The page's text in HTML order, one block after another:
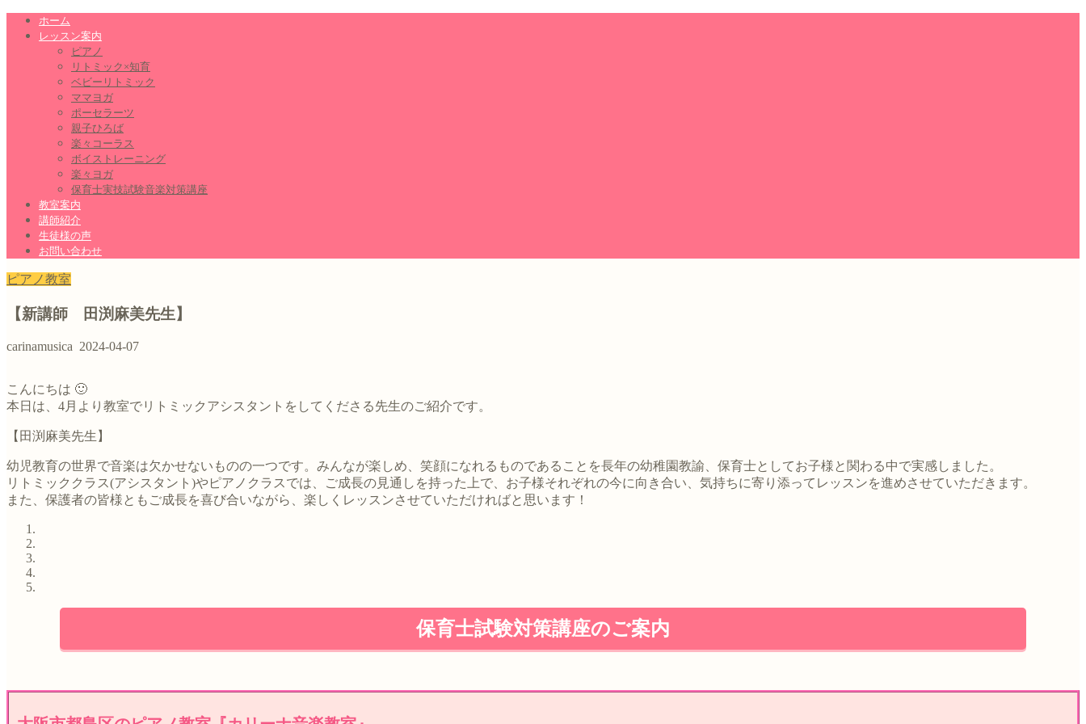
ホーム
レッスン案内
ピアノ
リトミック×知育
ベビーリトミック
ママヨガ
ポーセラーツ
親子ひろば
楽々コーラス
ボイストレーニング
楽々ヨガ
保育士実技試験音楽対策講座
教室案内
講師紹介
生徒様の声
お問い合わせ
ピアノ教室
【新講師 田渕麻美先生】
carinamusica 2024-04-07
こんにちは 🙂
本日は、4月より教室でリトミックアシスタントをしてくださる先生のご紹介です。
【田渕麻美先生】
幼児教育の世界で音楽は欠かせないものの一つです。みんなが楽しめ、笑顔になれるものであることを長年の幼稚園教諭、保育士としてお子様と関わる中で実感しました。
リトミッククラス(アシスタント)やピアノクラスでは、ご成長の見通しを持った上で、お子様それぞれの今に向き合い、気持ちに寄り添ってレッスンを進めさせていただきます。
また、保護者の皆様ともご成長を喜び合いながら、楽しくレッスンさせていただければと思います！
保育士試験対策講座のご案内